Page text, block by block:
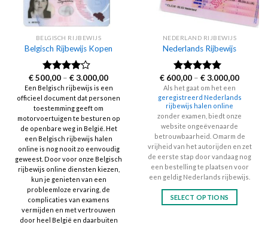
BELGISCH RIJBEWIJS
Belgisch Rijbewijs Kopen
Rated
3.83out
of 5
€500,00 – €3.000,00Price
range:
€ 500,00
through
Een Belgisch rijbewijs is een
officieel document dat personen
toestemming geeft om
motorvoertuigen te besturen op
de openbare weg in België. Het
een Belgisch rijbewijs halen
online is nog nooit zo eenvoudig
geweest. Door voor onze Belgisch
rijbewijs online diensten kiezen,
kun je genieten van een
probleemloze ervaring, de
complicaties van examens
vermijden en met vertrouwen
door heel België en daarbuiten
NEDERLAND RIJBEWIJS
Nederlands Rijbewijs
Rated4.60
out of 5
€ 600,00 – €3.000,00Price
through
Als het gaat om het een
geregistreerd Nederlands
rijbewijs halen online
zonder examen, biedt onze
website ongeëvenaarde
betrouwbaarheid. Omarm de
vrijheid van het autorijden en zet
de eerste stap door vandaag nog
een bestelling te plaatsen voor
een geldig Nederlands rijbewijs.
SELECT OPTIONS